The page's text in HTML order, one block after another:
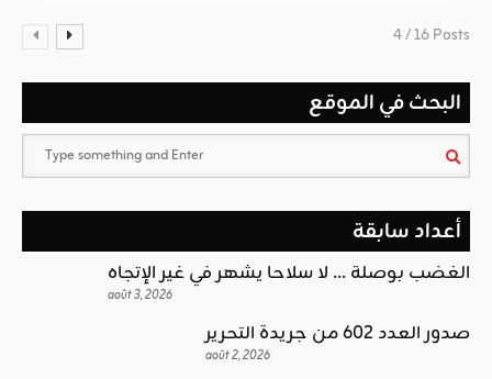
4 / 16 Posts
البحث في الموقع
أعداد سابقة
الغضب بوصلة … لا سلاحا يشهر في غير الإتجاه
août 3, 2026
صدور العدد 602 من جريدة التحرير
août 2, 2026